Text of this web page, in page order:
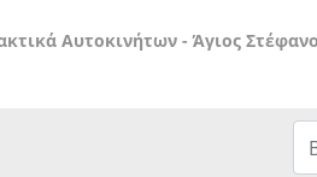
Αυτοκινήτων - Άγιος